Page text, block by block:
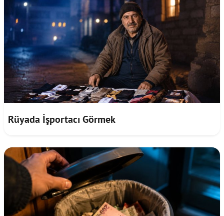
Rüyada İşportacı Görmek